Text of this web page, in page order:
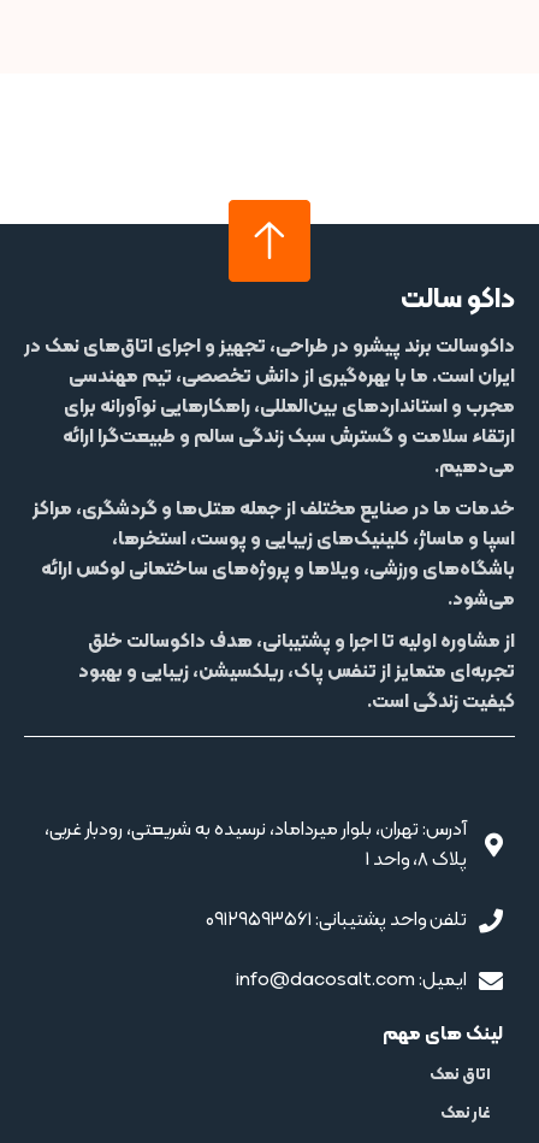
داکو سالت
داکوسالت برند پیشرو در طراحی، تجهیز و اجرای اتاق‌های نمک در
ایران است. ما با بهره‌گیری از دانش تخصصی، تیم مهندسی
مجرب و استانداردهای بین‌المللی، راهکارهایی نوآورانه برای
ارتقاء سلامت و گسترش سبک زندگی سالم و طبیعت‌گرا ارائه
می‌دهیم.
خدمات ما در صنایع مختلف از جملههتل‌‌ها و گردشگری، مراکز
اسپا و ماساژ، کلینیک‌های زیبایی و پوست، استخرها،
باشگاه‌های ورزشی، ویلاها و پروژه‌های ساختمانی لوکسارائه
می‌شود.
از مشاوره اولیه تا اجرا و پشتیبانی، هدف داکوسالت خلق
تجربه‌ای متمایز ازتنفس پاک، ریلکسیشن، زیبایی و بهبود
کیفیت زندگیاست.
آدرس: تهران، بلوار میرداماد، نرسیده به شریعتی، رودبار غربی،
پلاک 8، واحد 1
تلفن واحد پشتیبانی: ۰۹۱۲۹۵۹۳۵۶۱
ایمیل: info@dacosalt.com
لینک های مهم
اتاق نمک
غار نمک